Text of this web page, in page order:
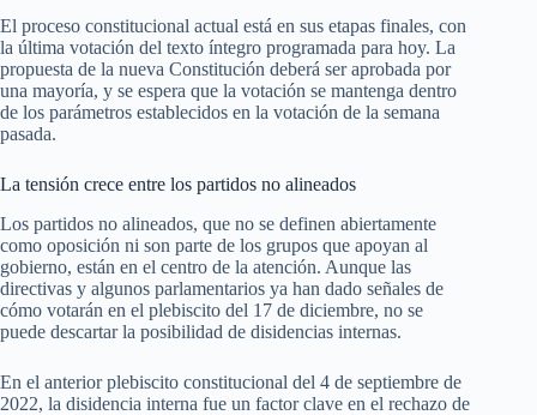
El proceso constitucional actual está en sus etapas finales, con
la última votación del texto íntegro programada para hoy. La
propuesta de la nueva Constitución deberá ser aprobada por
una mayoría, y se espera que la votación se mantenga dentro
de los parámetros establecidos en la votación de la semana
pasada.
La tensión crece entre los partidos no alineados
Los partidos no alineados, que no se definen abiertamente
como oposición ni son parte de los grupos que apoyan al
gobierno, están en el centro de la atención. Aunque las
directivas y algunos parlamentarios ya han dado señales de
cómo votarán en el plebiscito del 17 de diciembre, no se
puede descartar la posibilidad de disidencias internas.
En el anterior plebiscito constitucional del 4 de septiembre de
2022, la disidencia interna fue un factor clave en el rechazo de